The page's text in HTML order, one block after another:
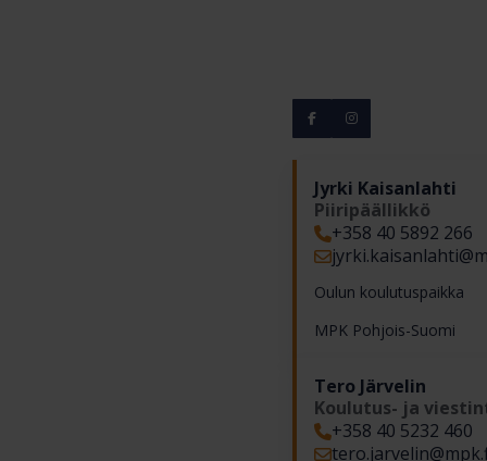
Jyrki Kaisanlahti
Piiripäällikkö
+358 40 5892 266
Oulun koulutuspaikka
MPK Pohjois-Suomi
Tero Järvelin
Koulutus- ja
+358 40 5232 460